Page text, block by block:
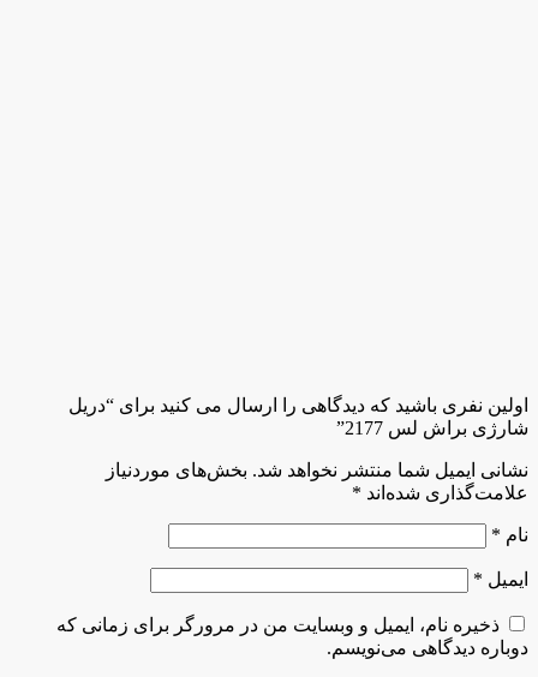
اولین نفری باشید که دیدگاهی را ارسال می کنید برای “دریل
شارژی براش لس 2177”
نشانی ایمیل شما منتشر نخواهد شد. بخش‌های موردنیاز
علامت‌گذاری شده‌اند *
نام *
ایمیل *
ذخیره نام، ایمیل و وبسایت من در مرورگر برای زمانی که
دوباره دیدگاهی می‌نویسم.